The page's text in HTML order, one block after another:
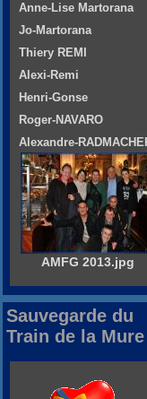
Anne-Lise Martorana
Jo-Martorana
Thiery REMI
Alexi-Remi
Henri-Gonse
Roger-NAVARO
Alexandre-
AMFG 2013.jpg
Sauvegarde du
Train de la Mure